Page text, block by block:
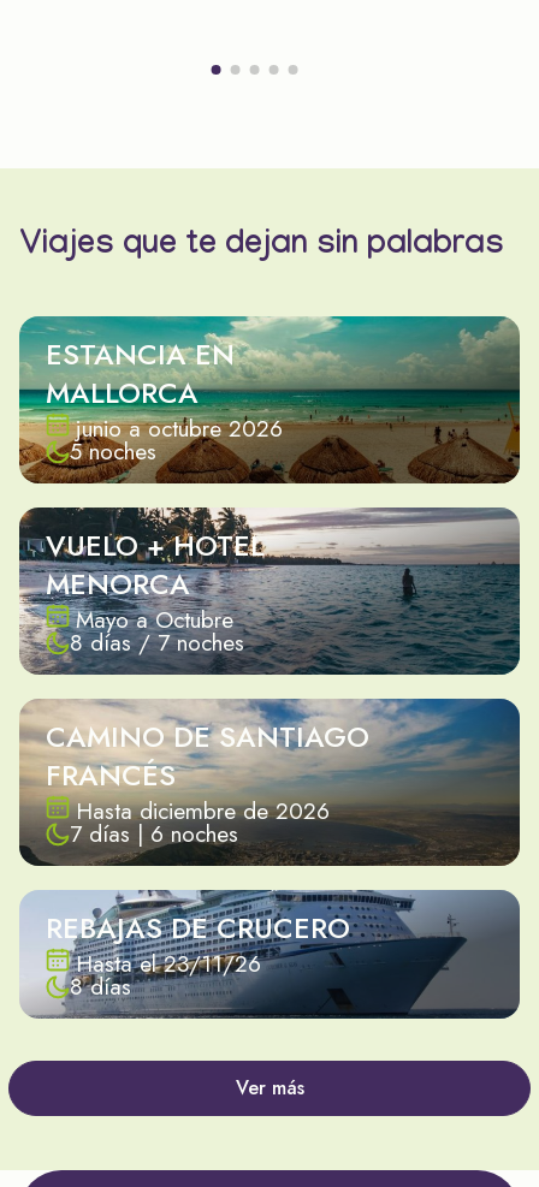
Viajes que te dejan sin palabras
ESTANCIA EN
MALLORCA
junio a octubre 2026
5 noches
VUELO + HOTEL
MENORCA
Mayo a Octubre
8 días / 7 noches
CAMINO DE SANTIAGO
FRANCÉS
Hasta diciembre de 2026
7 días | 6 noches
REBAJAS DE CRUCERO
Hasta el 23/11/26
8 días
Ver más